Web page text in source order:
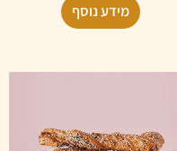
מידע נוסף